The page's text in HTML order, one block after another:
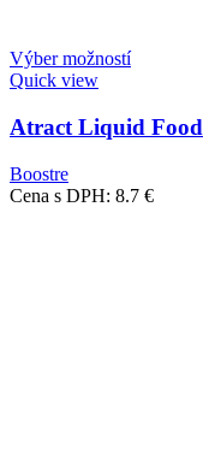
Výber možností
Quick view
Atract Liquid Food
Boostre
Cena s DPH: 8.7 €